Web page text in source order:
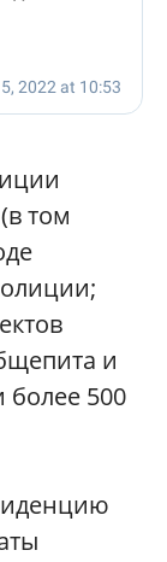
том
и
более 500